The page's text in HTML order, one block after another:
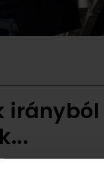
irányból
a Damjanich utca felől –
közepéig, az